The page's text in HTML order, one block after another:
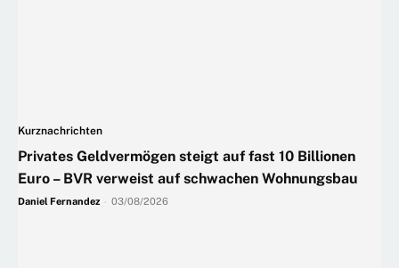
Kurznachrichten
Privates Geldvermögen steigt auf fast 10 Billionen
Euro – BVR verweist auf schwachen Wohnungsbau
Daniel Fernandez 03/08/2026